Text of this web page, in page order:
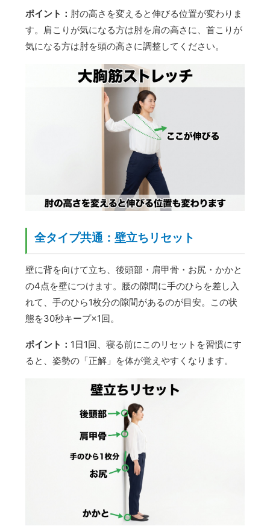
ポイント： 肘の高さを変えると伸びる位置が変わりま
す。肩こりが気になる方は肘を肩の高さに、首こりが
気になる方は肘を頭の高さに調整してください。
全タイプ共通：壁立ちリセット
壁に背を向けて立ち、後頭部・肩甲骨・お尻・かかと
の4点を壁につけます。腰の隙間に手のひらを差し入
れて、手のひら1枚分の隙間があるのが目安。この状
態を30秒キープ×1回。
ポイント： 1日1回、寝る前にこのリセットを習慣にす
ると、姿勢の「正解」を体が覚えやすくなります。